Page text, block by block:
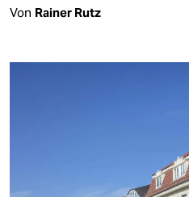
Von Rainer Rutz